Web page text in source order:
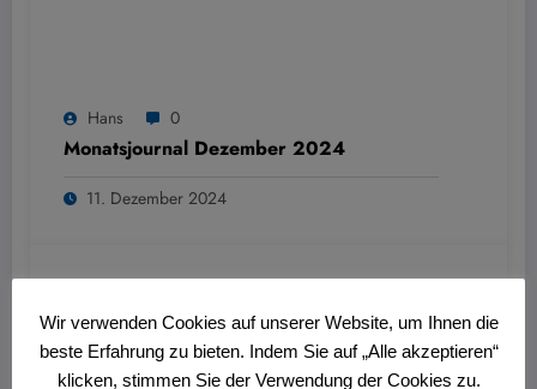
Hans 0
Monatsjournal Dezember 2024
11. Dezember 2024
Wir verwenden Cookies auf unserer Website, um Ihnen die
beste Erfahrung zu bieten. Indem Sie auf „Alle akzeptieren“
klicken, stimmen Sie der Verwendung der Cookies zu.